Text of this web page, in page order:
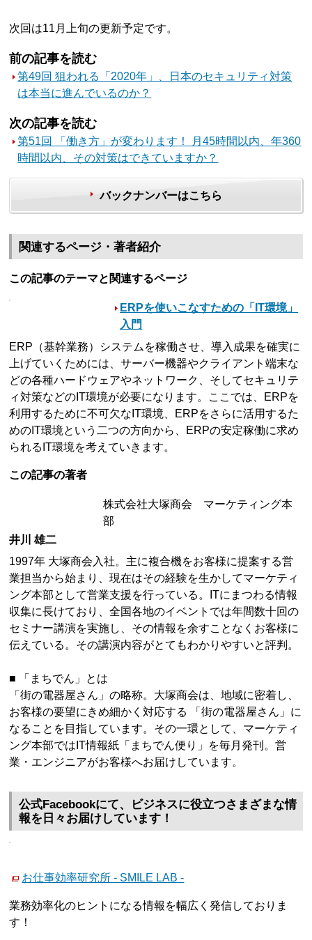
次回は11月上旬の更新予定です。
前の記事を読む
第49回 狙われる「2020年」、日本のセキュリティ対策
は本当に進んでいるのか？
次の記事を読む
第51回 「働き方」が変わります！ 月45時間以内、年360
時間以内、その対策はできていますか？
バックナンバーはこちら
関連するページ・著者紹介
この記事のテーマと関連するページ
ERPを使いこなすための「IT環境」
入門
ERP（基幹業務）システムを稼働させ、導入成果を確実に
上げていくためには、サーバー機器やクライアント端末な
どの各種ハードウェアやネットワーク、そしてセキュリテ
ィ対策などのIT環境が必要になります。ここでは、ERPを
利用するために不可欠なIT環境、ERPをさらに活用するた
めのIT環境という二つの方向から、ERPの安定稼働に求め
られるIT環境を考えていきます。
この記事の著者
株式会社大塚商会 マーケティング本
部
井川 雄二
1997年 大塚商会入社。主に複合機をお客様に提案する営
業担当から始まり、現在はその経験を生かしてマーケティ
ング本部として営業支援を行っている。ITにまつわる情報
収集に長けており、全国各地のイベントでは年間数十回の
セミナー講演を実施し、その情報を余すことなくお客様に
伝えている。その講演内容がとてもわかりやすいと評判。
■ 「まちでん」とは
「街の電器屋さん」の略称。大塚商会は、地域に密着し、
お客様の要望にきめ細かく対応する 「街の電器屋さん」に
なることを目指しています。その一環として、マーケティ
ング本部ではIT情報紙「まちでん便り」を毎月発刊。営
業・エンジニアがお客様へお届けしています。
公式Facebookにて、ビジネスに役立つさまざまな情
報を日々お届けしています！
お仕事効率研究所 - SMILE LAB -
業務効率化のヒントになる情報を幅広く発信しておりま
す！